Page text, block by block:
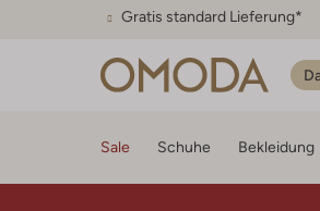
Gratis standard Lieferung*
Sale Schuhe Bekleidung